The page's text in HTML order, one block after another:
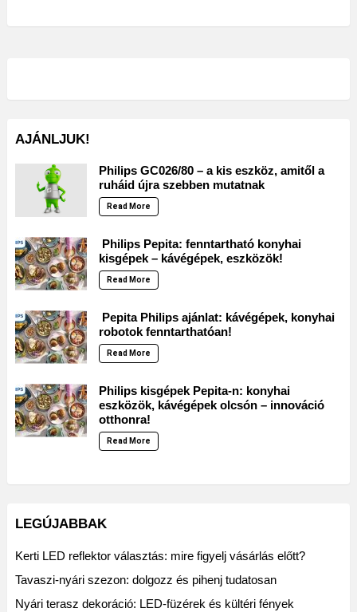
AJÁNLJUK!
Philips GC026/80 – a kis eszköz, amitől a
ruháid újra szebben mutatnak
Read More
Philips Pepita: fenntartható konyhai
kisgépek – kávégépek, eszközök!
Read More
Pepita Philips ajánlat: kávégépek, konyhai
robotok fenntarthatóan!
Read More
Philips kisgépek Pepita-n: konyhai
eszközök, kávégépek olcsón – innováció
otthonra!
Read More
LEGÚJABBAK
Kerti LED reflektor választás: mire figyelj vásárlás előtt?
Tavaszi-nyári szezon: dolgozz és pihenj tudatosan
Nyári terasz dekoráció: LED-füzérek és kültéri fények